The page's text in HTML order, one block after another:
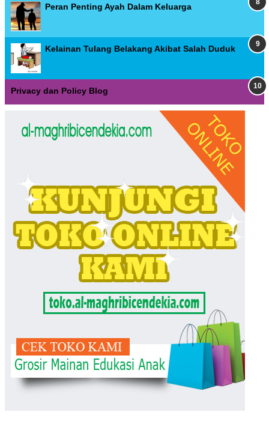
Peran Penting Ayah Dalam Keluarga
Kelainan Tulang Belakang Akibat Salah Duduk
Privacy dan Policy Blog